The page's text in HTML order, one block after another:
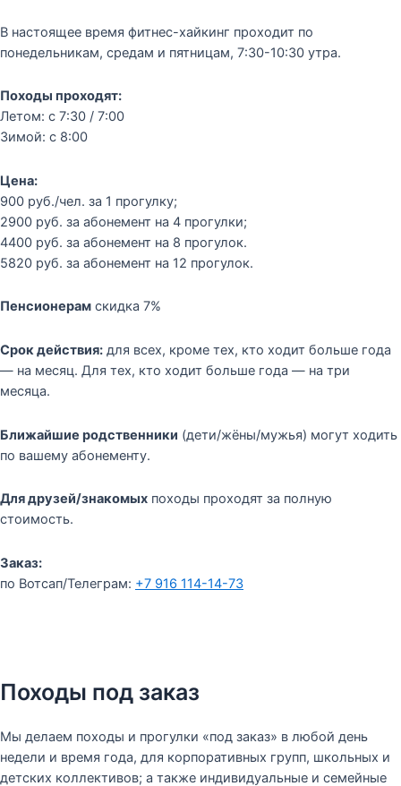
В настоящее время фитнес-хайкинг проходит по
понедельникам, средам и пятницам, 7:30-10:30 утра.
Походы проходят:
Летом: с 7:30 / 7:00
Зимой: с 8:00
Цена:
900 руб./чел. за 1 прогулку;
2900 руб. за абонемент на 4 прогулки;
4400 руб. за абонемент на 8 прогулок.
5820 руб. за абонемент на 12 прогулок.
Пенсионерам скидка 7%
Срок действия: для всех, кроме тех, кто ходит больше года
— на месяц. Для тех, кто ходит больше года — на три
месяца.
Ближайшие родственники (дети/жёны/мужья) могут ходить
по вашему абонементу.
Для друзей/знакомых походы проходят за полную
стоимость.
Заказ:
по Вотсап/Телеграм: +7 916 114-14-73
Походы под заказ
Мы делаем походы и прогулки «под заказ» в любой день
недели и время года, для корпоративных групп, школьных и
детских коллективов; а также индивидуальные и семейные